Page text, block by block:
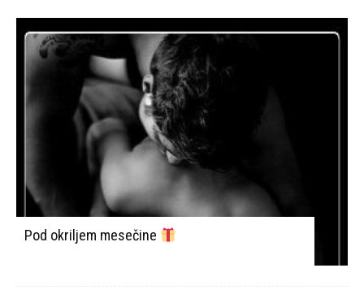
Pod okriljem mesečine